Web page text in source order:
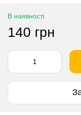
В наявності
140 грн